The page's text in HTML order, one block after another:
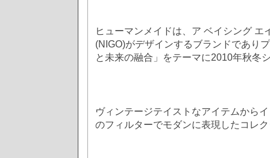
ヒューマンメイドは、ア ベイシング エ
(NIGO)がデザインするブランドであり
と未来の融合」をテーマに2010年秋冬
ヴィンテージテイストなアイテムから
のフィルターでモダンに表現したコレ